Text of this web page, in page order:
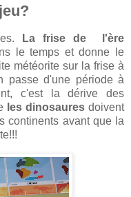
La frise de l'ère
le temps et donne le
météorite sur la frise à
passe d'une période à
c'est la dérive des
les dinosaures doivent
continents avant que la